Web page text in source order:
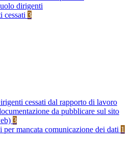
dirigenti
cessati 3
cessati dal rapporto di lavoro
da pubblicare sul sito
3
per mancata comunicazione dei dati 1